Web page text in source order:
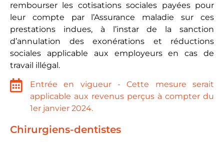
rembourser les cotisations sociales payées pour
leur compte par l’Assurance maladie sur ces
prestations indues, à l’instar de la sanction
d’annulation des exonérations et réductions
sociales applicable aux employeurs en cas de
travail illégal.
Entrée en vigueur - Cette mesure serait
applicable aux revenus perçus à compter du
1er janvier 2024.
Chirurgiens-dentistes